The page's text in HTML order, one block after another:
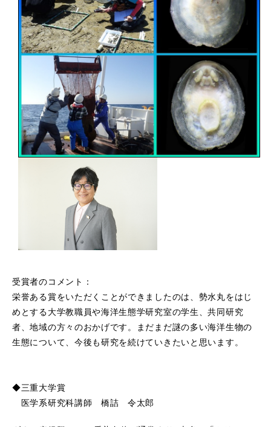
受賞者のコメント：
栄誉ある賞をいただくことができましたのは、勢水丸をはじ
めとする大学教職員や海洋生態学研究室の学生、共同研究
者、地域の方々のおかげです。まだまだ謎の多い海洋生物の
生態について、今後も研究を続けていきたいと思います。
◆三重大学賞
医学系研究科講師 橋詰 令太郎